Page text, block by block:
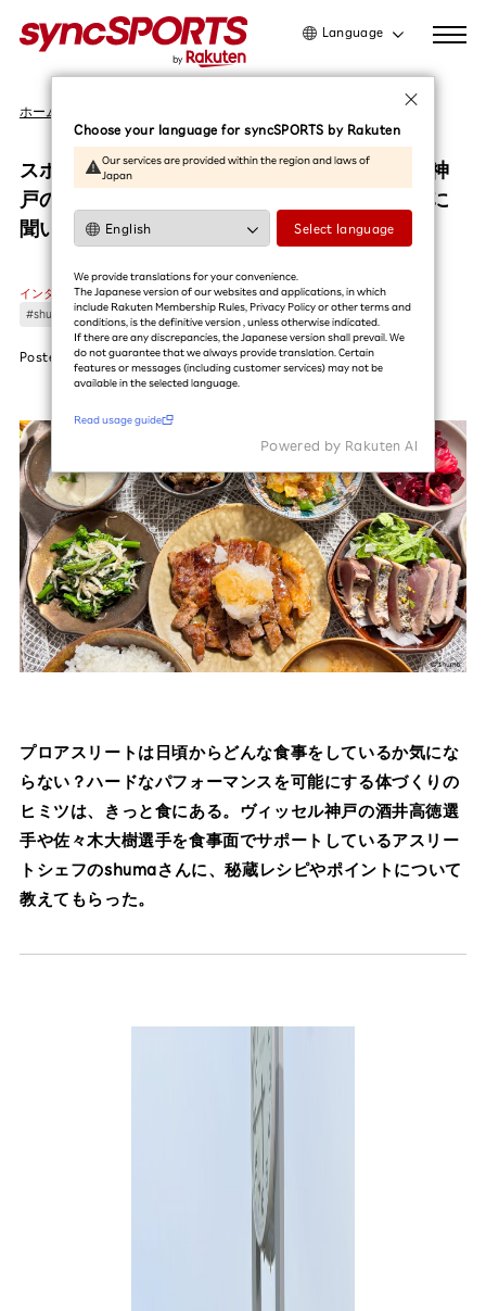
Language
日本語
简体中文
ホーム
スポーツ上達のヒミツは食にある？ヴィッセル神
戸の選手たちを料理で支えるアスリートシェフに
聞いてみよう
インタビュー
#shuma
#佐々木大樹 #酒井高徳 #ヴィッセル神戸 #サッカー
Posted 2024.08.20
プロアスリートは日頃からどんな食事をしているか気にな
らない？ハードなパフォーマンスを可能にする体づくりの
ヒミツは、きっと食にある。ヴィッセル神戸の酒井高徳選
手や佐々木大樹選手を食事面でサポートしているアスリー
トシェフのshumaさんに、秘蔵レシピやポイントについて
教えてもらった。
Choose your language for syncSPORTS by Rakuten
Our services are provided within the region and laws of
Japan
Select language
We provide translations for your convenience.
The Japanese version of our websites and applications, in which
include Rakuten Membership Rules, Privacy Policy or other terms and
conditions, is the definitive version , unless otherwise indicated.
If there are any discrepancies, the Japanese version shall prevail. We
do not guarantee that we always provide translation. Certain
features or messages (including customer services) may not be
available in the selected language.​
Read usage guide
Powered by Rakuten Al
利用ガイドを読む